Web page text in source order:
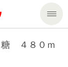
４８０ｍ